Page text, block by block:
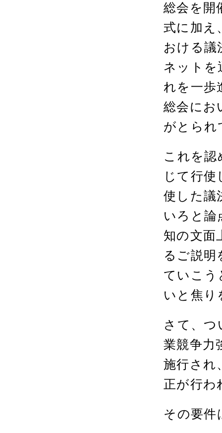
総会を開
式に加え
おける議
ネットを
れを一歩
総会にお
がとられ
これを
じて行
使した議
いろと論
知の文面
るご説明
ていこう
いと焦り
さて、つ
業競争力
施行され
正が行わ
その要件